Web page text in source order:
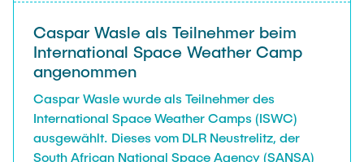
Caspar Wasle als Teilnehmer beim
International Space Weather Camp
angenommen
Caspar Wasle wurde als Teilnehmer des
International Space Weather Camps (ISWC)
ausgewählt. Dieses vom DLR Neustrelitz, der
South African National Space Agency (SANSA)